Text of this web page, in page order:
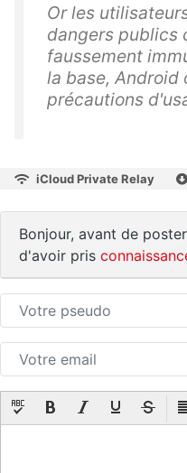
Or les
dangers publics
faussement
la base, Android
précautions
iCloud Private Relay
Bonjour, avant de
d'avoir pris